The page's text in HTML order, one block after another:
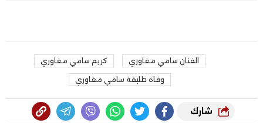
الفنان سامي مغاوري كريم سامي مغاوري
وفاة طليقة سامي مغاوري
شارك